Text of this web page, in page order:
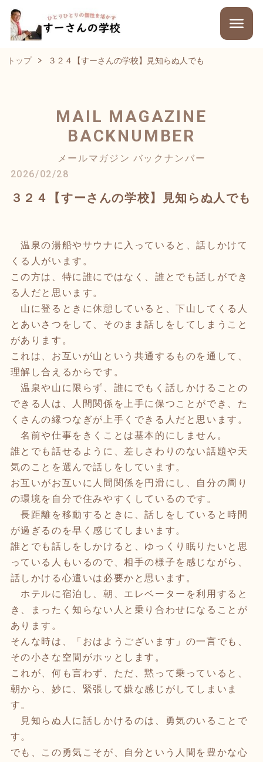
トップ ３２４【すーさんの学校】見知らぬ人でも
MAIL MAGAZINE
BACKNUMBER
メールマガジン バックナンバー
2026/02/28
３２４【すーさんの学校】見知らぬ人でも
温泉の湯船やサウナに入っていると、話しかけて
くる人がいます。
この方は、特に誰にではなく、誰とでも話しができ
る人だと思います。
山に登るときに休憩していると、下山してくる人
とあいさつをして、そのまま話しをしてしまうこと
があります。
これは、お互いが山という共通するものを通して、
理解し合えるからです。
温泉や山に限らず、誰にでもく話しかけることの
できる人は、人間関係を上手に保つことができ、た
くさんの縁つなぎが上手くできる人だと思います。
名前や仕事をきくことは基本的にしません。
誰とでも話せるように、差しさわりのない話題や天
気のことを選んで話しをしています。
お互いがお互いに人間関係を円滑にし、自分の周り
の環境を自分で住みやすくしているのです。
長距離を移動するときに、話しをしていると時間
が過ぎるのを早く感じてしまいます。
誰とでも話しをしかけると、ゆっくり眠りたいと思
っている人もいるので、相手の様子を感じながら、
話しかける心遣いは必要かと思います。
ホテルに宿泊し、朝、エレベーターを利用すると
き、まったく知らない人と乗り合わせになることが
あります。
そんな時は、「おはようございます」の一言でも、
その小さな空間がホッとします。
これが、何も言わず、ただ、黙って乗っていると、
朝から、妙に、緊張して嫌な感じがしてしまいま
す。
見知らぬ人に話しかけるのは、勇気のいることで
す。
でも、この勇気こそが、自分という人間を豊かな心